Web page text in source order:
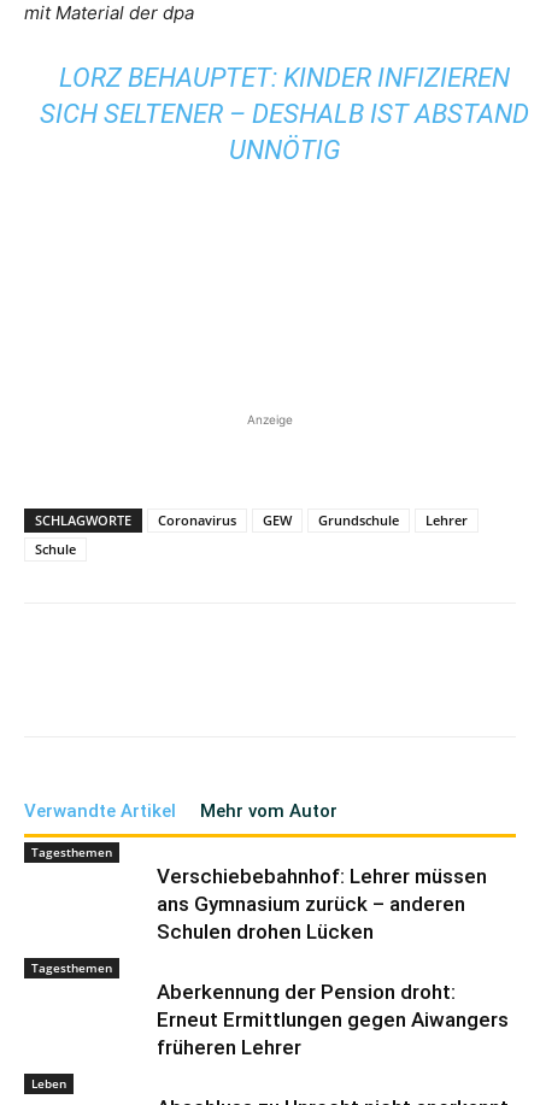
mit Material der dpa
LORZ BEHAUPTET: KINDER INFIZIEREN
SICH SELTENER – DESHALB IST ABSTAND
UNNÖTIG
Anzeige
SCHLAGWORTE Coronavirus GEW Grundschule
Lehrer
Schule
Verwandte Artikel Mehr vom Autor
Tagesthemen
Verschiebebahnhof: Lehrer müssen
ans Gymnasium zurück – anderen
Schulen drohen Lücken
Tagesthemen
Aberkennung der Pension droht:
Erneut Ermittlungen gegen Aiwangers
früheren Lehrer
Leben